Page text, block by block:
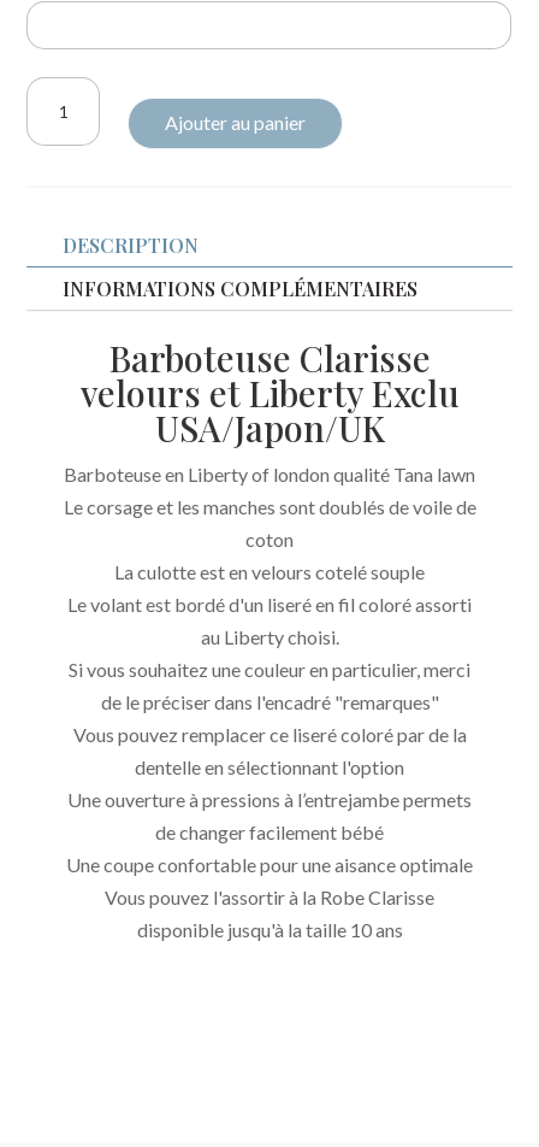
quantité
liberty
USA/Japon/UK
Ajouter au panier
DESCRIPTION
INFORMATIONS COMPLÉMENTAIRES
Barboteuse Clarisse
velours et Liberty Exclu
USA/Japon/UK
Barboteuse en Liberty of london qualité Tana lawn
Le corsage et les manches sont doublés de voile de
coton
La culotte est en velours cotelé souple
Le volant est bordé d'un liseré en fil coloré assorti
au Liberty choisi.
Si vous souhaitez une couleur en particulier, merci
de le préciser dans l'encadré "remarques"
Vous pouvez remplacer ce liseré coloré par de la
dentelle en sélectionnant l'option
Une ouverture à pressions à l’entrejambe permets
de changer facilement bébé
Une coupe confortable pour une aisance optimale
Vous pouvez l'assortir à la Robe Clarisse
disponible jusqu'à la taille 10 ans